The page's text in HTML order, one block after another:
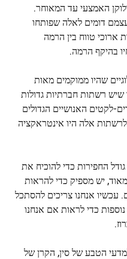
האמצעי עד המאוחר.
דומים לאלה שפותחו
ארוכי טווח בין הרמה
בהיקף הרמה.
שהיו ממוקמים מאות
רשתות חברתיות גדולות
לקטים האנושיים הגדולים
אלה היו אינטראקציה
החפירות כדי להוכיח את
יש מספיק כדי להראות
עכשיו אנחנו צריכים להסתכל
נוספות כדי לראות אם אנחנו
הטבע של סין, הקרן של